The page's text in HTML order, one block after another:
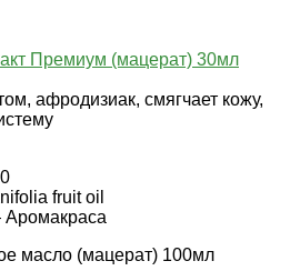
Премиум (мацерат) 30мл
афродизиак, смягчает кожу,
fruit oil